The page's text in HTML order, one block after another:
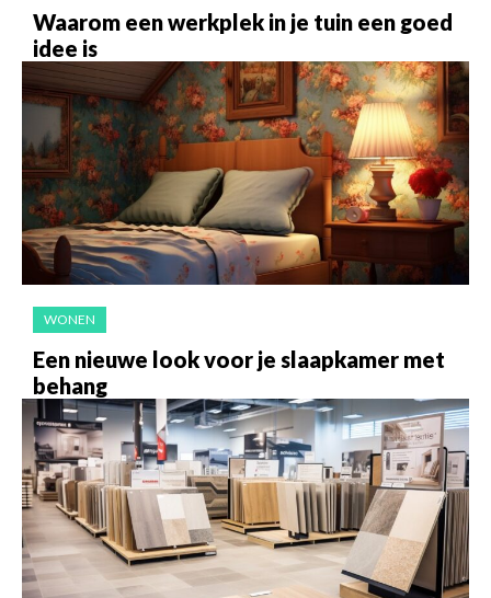
Waarom een werkplek in je tuin een goed
idee is
WONEN
Een nieuwe look voor je slaapkamer met
behang